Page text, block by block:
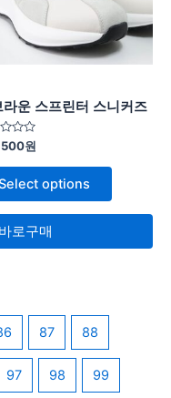
라운 스프린터 스니커즈
원
options
바로구매
87 88
97 98 99